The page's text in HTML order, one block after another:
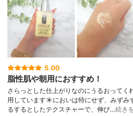
5.00
脂性肌や朝用におすすめ！
さらっとした仕上がりなのにうるおってく
用しています☀においは特にせず、みずみ
るするとしたテクスチャーで、伸び…続き